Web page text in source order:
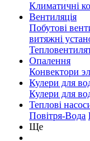
Климатичні
Вентиляція
Побутові
витяжні
Опалення
Конвектори
Кулери для
Кулери для
Теплові
Повітря-Вода
Ще